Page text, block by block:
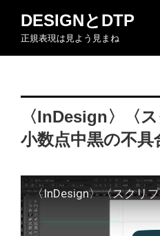
ン
DESIGNとDTP
正規表現は見よう見まね
〈InDesign〉〈
小数点中黒の不具